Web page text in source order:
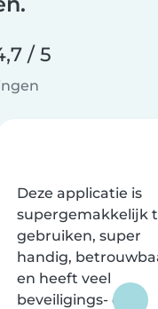
/ 5
Deze applicatie is
supergemakkelijk
gebruiken, super
handig,
en heeft veel
beveiligings- en